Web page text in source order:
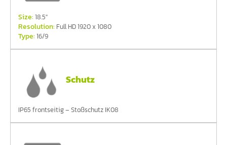
Size: 18.5"
Resolution: Full HD 1920 x 1080
Type: 16/9
Schutz
IP65 frontseitig – Stoßschutz IK08